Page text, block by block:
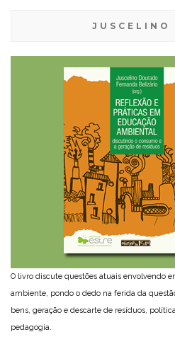
JUSCELINO
O livro discute questões atuais envolvendo
ambiente, pondo o dedo na ferida da
bens, geração e descarte de resíduos,
pedagogia.